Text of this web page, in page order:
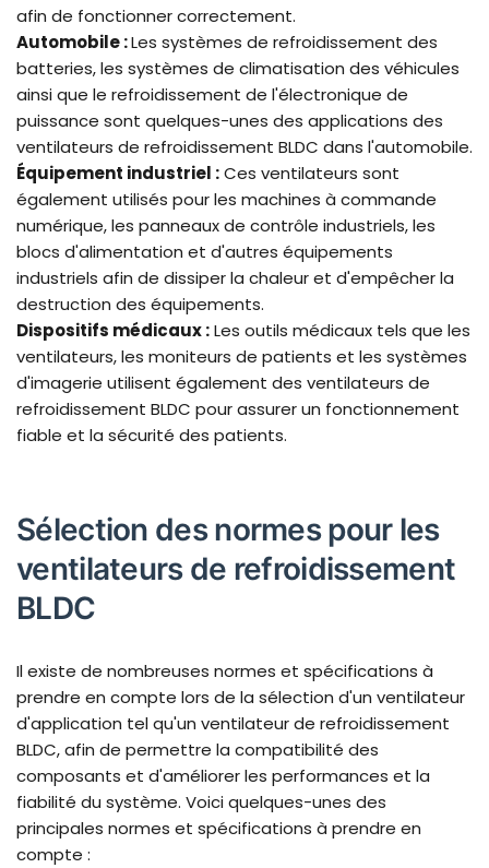
afin de fonctionner correctement.
Automobile :Les systèmes de refroidissement des
batteries, les systèmes de climatisation des véhicules
ainsi que le refroidissement de l'électronique de
puissance sont quelques-unes des applications des
ventilateurs de refroidissement BLDC dans l'automobile.
Équipement industriel :Ces ventilateurs sont
également utilisés pour les machines à commande
numérique, les panneaux de contrôle industriels, les
blocs d'alimentation et d'autres équipements
industriels afin de dissiper la chaleur et d'empêcher la
destruction des équipements.
Dispositifs médicaux :Les outils médicaux tels que les
ventilateurs, les moniteurs de patients et les systèmes
d'imagerie utilisent également des ventilateurs de
refroidissement BLDC pour assurer un fonctionnement
fiable et la sécurité des patients.
Sélection des normes pour les
ventilateurs de refroidissement
BLDC
Il existe de nombreuses normes et spécifications à
prendre en compte lors de la sélection d'un ventilateur
d'application tel qu'un ventilateur de refroidissement
BLDC, afin de permettre la compatibilité des
composants et d'améliorer les performances et la
fiabilité du système. Voici quelques-unes des
principales normes et spécifications à prendre en
compte :